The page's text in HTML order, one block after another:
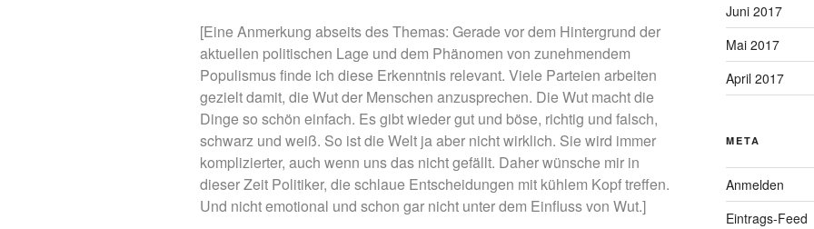
[Eine Anmerkung abseits des Themas: Gerade vor dem Hintergrund der
aktuellen politischen Lage und dem Phänomen von zunehmendem
Populismus finde ich diese Erkenntnis relevant. Viele Parteien arbeiten
gezielt damit, die Wut der Menschen anzusprechen. Die Wut macht die
Dinge so schön einfach. Es gibt wieder gut und böse, richtig und falsch,
schwarz und weiß. So ist die Welt ja aber nicht wirklich. Sie wird immer
komplizierter, auch wenn uns das nicht gefällt. Daher wünsche mir in
dieser Zeit Politiker, die schlaue Entscheidungen mit kühlem Kopf treffen.
Und nicht emotional und schon gar nicht unter dem Einfluss von Wut.]
Juni 2017
Mai 2017
April 2017
META
Anmelden
Eintrags-Feed